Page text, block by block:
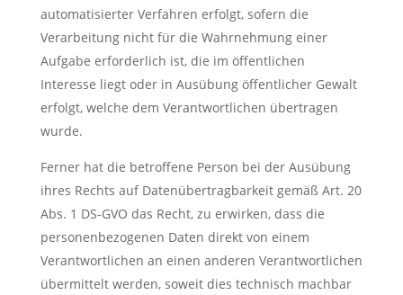
automatisierter Verfahren erfolgt, sofern die
Verarbeitung nicht für die Wahrnehmung einer
Aufgabe erforderlich ist, die im öffentlichen
Interesse liegt oder in Ausübung öffentlicher Gewalt
erfolgt, welche dem Verantwortlichen übertragen
wurde.
Ferner hat die betroffene Person bei der Ausübung
ihres Rechts auf Datenübertragbarkeit gemäß Art. 20
Abs. 1 DS-GVO das Recht, zu erwirken, dass die
personenbezogenen Daten direkt von einem
Verantwortlichen an einen anderen Verantwortlichen
übermittelt werden, soweit dies technisch machbar